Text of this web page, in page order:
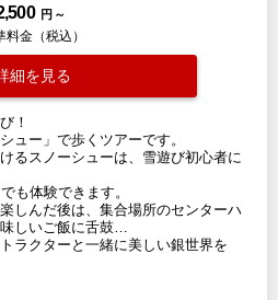
円 ～
料金（税込）
細を見る
！
ュー」で歩くツアーです。
るスノーシューは、雪遊び初心者に
も体験できます。
しんだ後は、集合場所のセンターハ
しいご飯に舌鼓…
ラクターと一緒に美しい銀世界を